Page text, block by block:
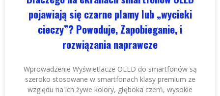
pojawiają się czarne plamy lub „wycieki
cieczy”? Powoduje, Zapobieganie, i
rozwiązania naprawcze
Wprowadzenie Wyświetlacze OLED do smartfonów są
szeroko stosowane w smartfonach klasy premium ze
względu na ich żywe kolory, głęboka czerń, wysokie